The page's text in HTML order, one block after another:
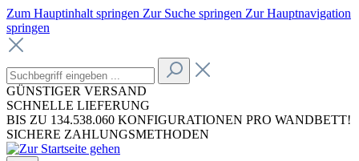
Zum Hauptinhalt springen Zur Suche springen Zur Hauptnavigation
springen
GÜNSTIGER VERSAND
SCHNELLE LIEFERUNG
BIS ZU 134.538.060 KONFIGURATIONEN PRO WANDBETT!
SICHERE ZAHLUNGSMETHODEN